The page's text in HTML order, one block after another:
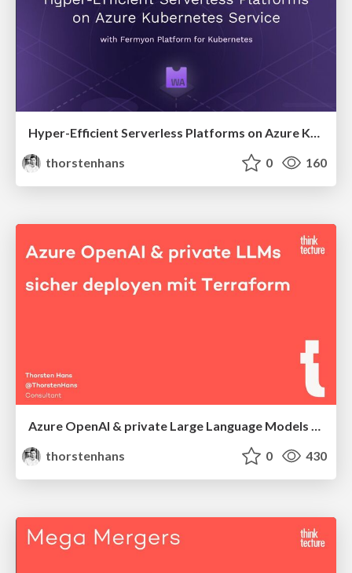
Hyper-Efficient Serverless Platforms on Azure Kubernetes Service with Fermyon Platform for Kubernetes
thorstenhans
0 160
thorstenhans
0 430